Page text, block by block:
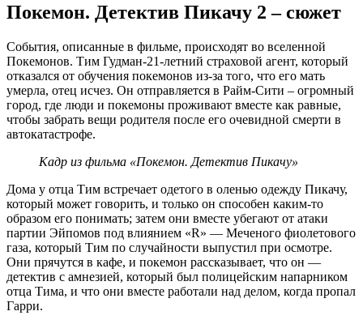
Покемон. Детектив Пикачу 2 – сюжет
События, описанные в фильме, происходят во вселенной
Покемонов. Тим Гудман-21-летний страховой агент, который
отказался от обучения покемонов из-за того, что его мать
умерла, отец исчез. Он отправляется в Райм-Сити – огромный
город, где люди и покемоны проживают вместе как равные,
чтобы забрать вещи родителя после его очевидной смерти в
автокатастрофе.
Кадр из фильма «Покемон. Детектив Пикачу»
Дома у отца Тим встречает одетого в оленью одежду Пикачу,
который может говорить, и только он способен каким-то
образом его понимать; затем они вместе убегают от атаки
партии Эйпомов под влиянием «R» — Меченого фиолетового
газа, который Тим по случайности выпустил при осмотре.
Они прячутся в кафе, и покемон рассказывает, что он —
детектив с амнезией, который был полицейским напарником
отца Тима, и что они вместе работали над делом, когда пропал
Гарри.